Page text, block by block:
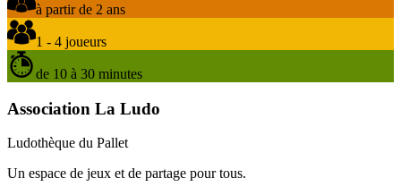
à partir de 2 ans
1 - 4 joueurs
de 10 à 30 minutes
Association La Ludo
Ludothèque du Pallet
Un espace de jeux et de partage pour tous.